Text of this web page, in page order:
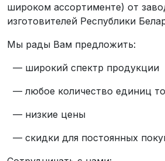
широком ассортименте) от
изготовителей Республики
Мы рады Вам предложить:
— широкий спектр продукции
— любое количество единиц
— низкие цены
— скидки для постоянных